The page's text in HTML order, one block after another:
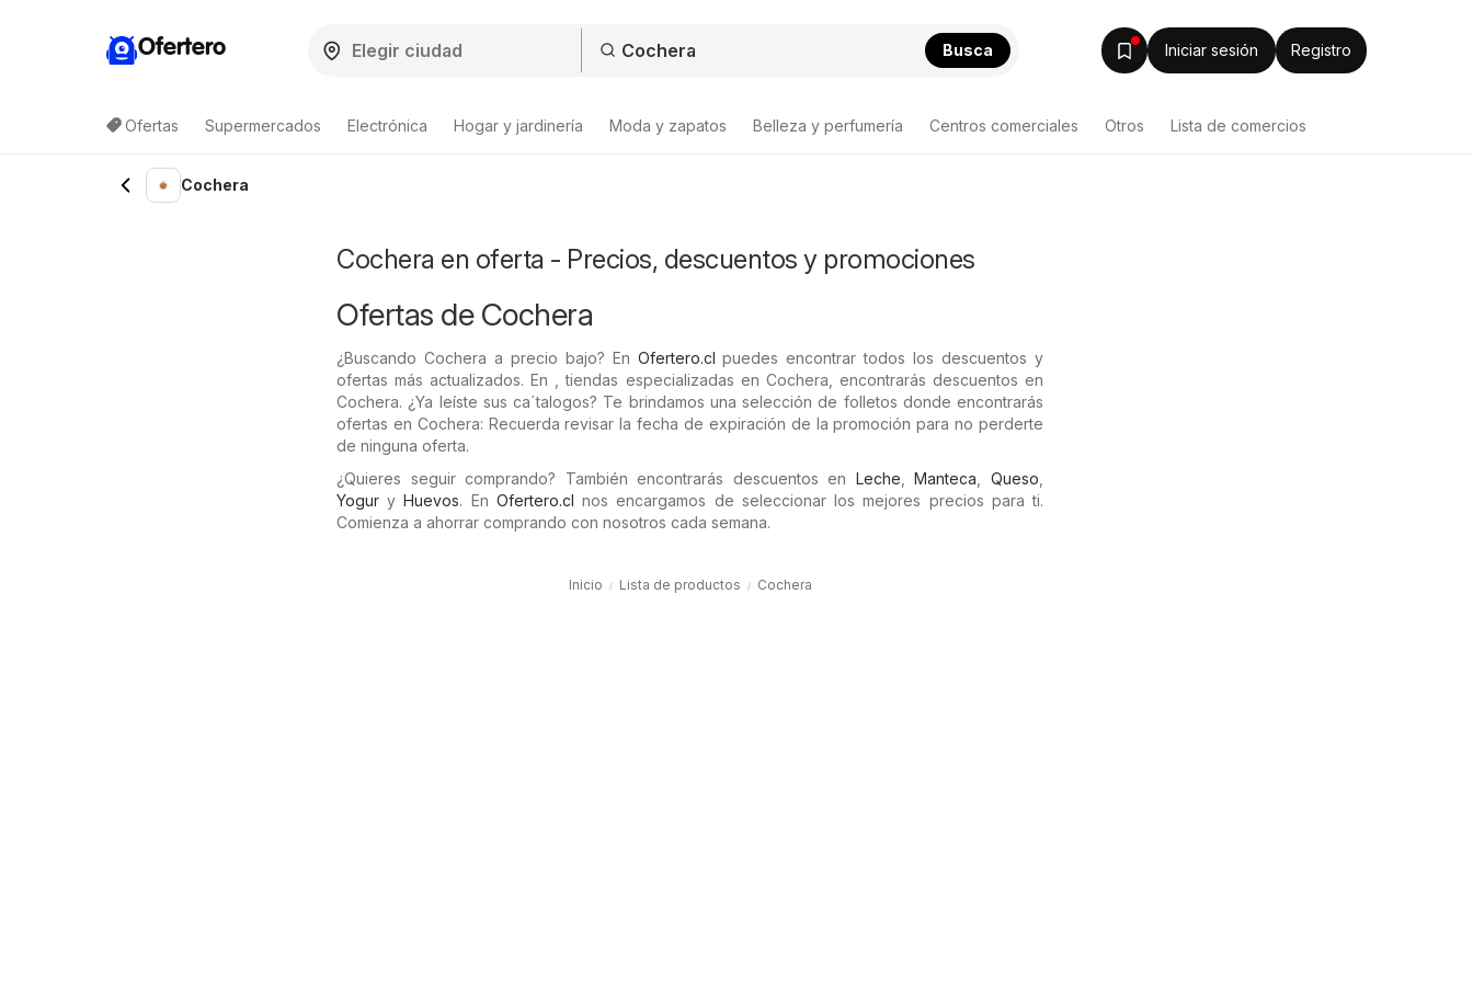
Ofertero Busca Iniciar sesión Registro
Ofertas Supermercados Electrónica Hogar y jardinería Moda y zapatos Belleza y perfumería Centros comerciales Otros Lista de comercios
Lista de productos
Cochera
Cochera en oferta - Precios, descuentos y promociones
Ofertas de Cochera
¿Buscando Cochera a precio bajo? En Ofertero.cl puedes encontrar todos los descuentos y
ofertas más actualizados. En , tiendas especializadas en Cochera, encontrarás descuentos en
Cochera. ¿Ya leíste sus ca´talogos? Te brindamos una selección de folletos donde encontrarás
ofertas en Cochera: Recuerda revisar la fecha de expiración de la promoción para no perderte
de ninguna oferta.
¿Quieres seguir comprando? También encontrarás descuentos en Leche ,Manteca ,Queso
Yogur yHuevos. En Ofertero.cl nos encargamos de seleccionar los mejores precios para ti.
Comienza a ahorrar comprando con nosotros cada semana.
Inicio Lista de productos Cochera